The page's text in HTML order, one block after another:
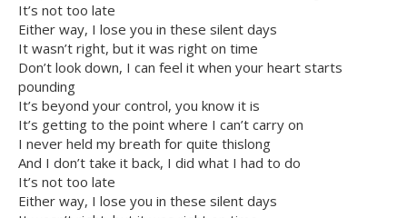
It’s not too late
Either way, I lose you in these silent days
It wasn’t right, but it was right on time
Don’t look down, I can feel it when your heart starts
pounding
It’s beyond your control, you know it is
It’s getting to the point where I can’t carry on
I never held my breath for quite thislong
And I don’t take it back, I did what I had to do
It’s not too late
Either way, I lose you in these silent days